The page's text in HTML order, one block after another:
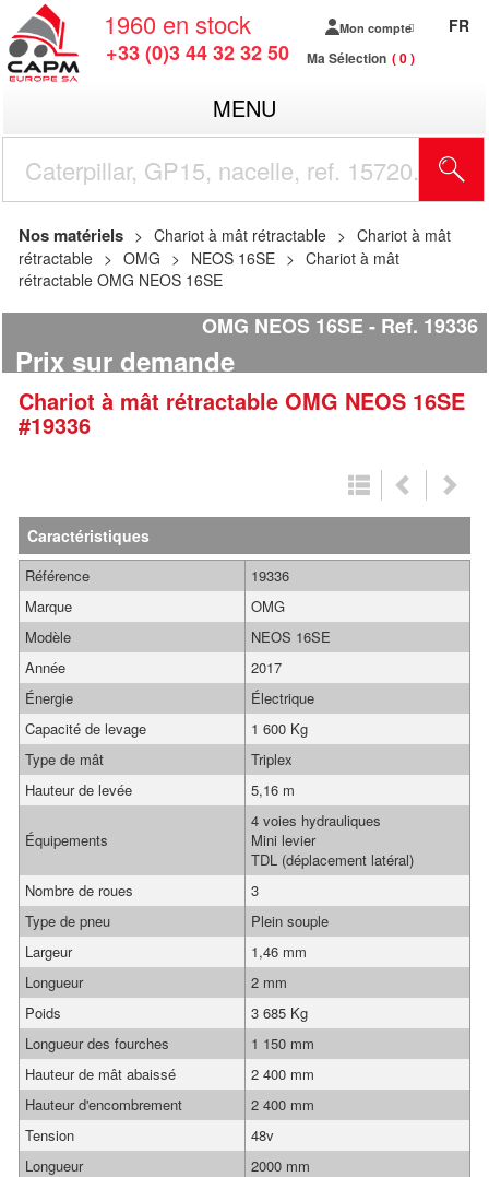
1960 en stock
+33 (0)3 44 32 32 50
Mon compte
Ma Sélection 0
FR
MENU
Nos matériels Chariot à mât rétractable
Chariot à mât
rétractable
OMG NEOS 16SE
Chariot à mât
rétractable OMG NEOS 16SE
OMG NEOS 16SE Ref. 19336
Prix sur demande
Chariot à mât rétractable OMG NEOS 16SE
#19336
Caractéristiques
Référence
19336
Marque
OMG
Modèle
NEOS 16SE
Année
2017
Énergie
Électrique
Capacité de levage
1 600 Kg
Type de mât
Triplex
Hauteur de levée
5,16 m
Équipements
4 voies hydrauliques
Mini levier
TDL (déplacement latéral)
Nombre de roues
3
Type de pneu
Plein souple
Largeur
1,46 mm
Longueur
2 mm
Poids
3 685 Kg
Longueur des fourches
1 150 mm
Hauteur de mât abaissé
2 400 mm
Hauteur d'encombrement
2 400 mm
Tension
48v
Longueur
2000 mm